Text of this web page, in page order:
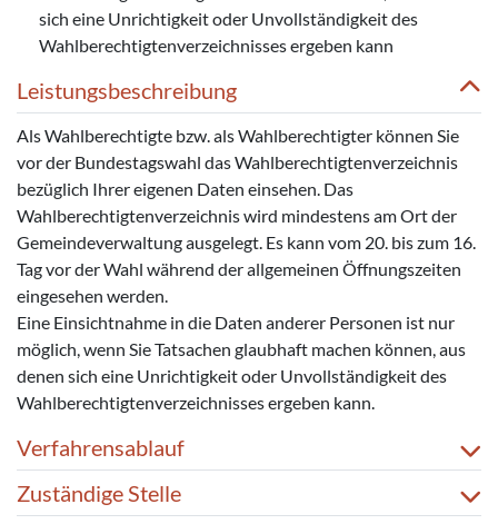
sich eine Unrichtigkeit oder Unvollständigkeit des
Wahlberechtigtenverzeichnisses ergeben kann
Leistungsbeschreibung
Als Wahlberechtigte bzw. als Wahlberechtigter können Sie
vor der Bundestagswahl das Wahlberechtigtenverzeichnis
bezüglich Ihrer eigenen Daten einsehen. Das
Wahlberechtigtenverzeichnis wird mindestens am Ort der
Gemeindeverwaltung ausgelegt. Es kann vom 20. bis zum 16.
Tag vor der Wahl während der allgemeinen Öffnungszeiten
eingesehen werden.
Eine Einsichtnahme in die Daten anderer Personen ist nur
möglich, wenn Sie Tatsachen glaubhaft machen können, aus
denen sich eine Unrichtigkeit oder Unvollständigkeit des
Wahlberechtigtenverzeichnisses ergeben kann.
Verfahrensablauf
Zuständige Stelle